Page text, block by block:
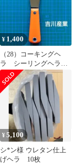
¥ 1,400
（28）コーキングヘ
ラ シーリングヘラ
ステンレス金ヘラ プ
ラ柄 吉川産業
¥5,100
シ*ン様 ウレタン仕上
げヘラ 10枚